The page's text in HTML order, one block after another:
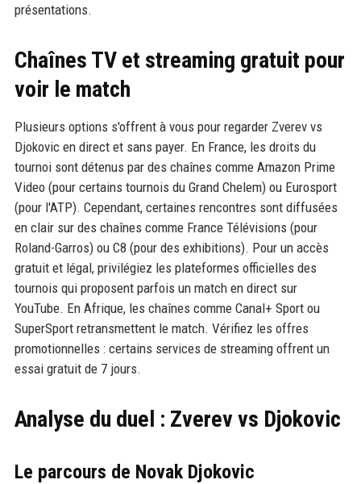
présentations.
Chaînes TV et streaming gratuit pour
voir le match
Plusieurs options s'offrent à vous pour regarder Zverev vs
Djokovic en direct et sans payer. En France, les droits du
tournoi sont détenus par des chaînes comme Amazon Prime
Video (pour certains tournois du Grand Chelem) ou Eurosport
(pour l'ATP). Cependant, certaines rencontres sont diffusées
en clair sur des chaînes comme France Télévisions (pour
Roland-Garros) ou C8 (pour des exhibitions). Pour un accès
gratuit et légal, privilégiez les plateformes officielles des
tournois qui proposent parfois un match en direct sur
YouTube. En Afrique, les chaînes comme Canal+ Sport ou
SuperSport retransmettent le match. Vérifiez les offres
promotionnelles : certains services de streaming offrent un
essai gratuit de 7 jours.
Analyse du duel : Zverev vs Djokovic
Le parcours de Novak Djokovic